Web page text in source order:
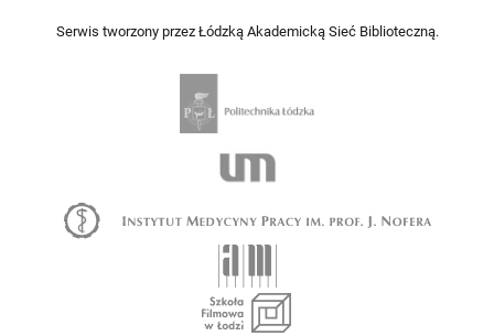
Serwis tworzony przez Łódzką Akademicką Sieć Biblioteczną.